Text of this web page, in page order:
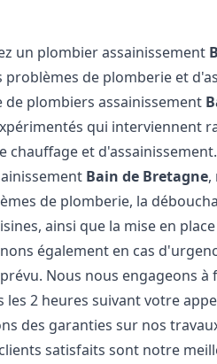
un plombier assainissement
problèmes de plomberie et
de plombiers assainissement
qui interviennent
chauffage et
Bain de Bretagne,
de plomberie, la
ainsi que la mise en
également en cas
Nous nous engageons
les 2 heures suivant votre
des garanties sur nos
satisfaits sont notre